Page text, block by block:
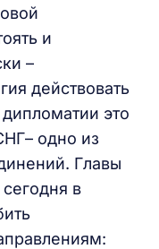
и
–
действовать
это
одно из
Главы
в